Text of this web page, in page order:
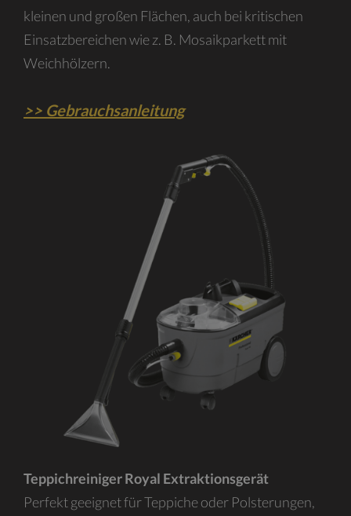
kleinen und großen Flächen, auch bei kritischen
Einsatzbereichen wie z. B. Mosaikparkett mit
Weichhölzern.
>> Gebrauchsanleitung
Teppichreiniger Royal Extraktionsgerät
Perfekt geeignet für Teppiche oder Polsterungen,